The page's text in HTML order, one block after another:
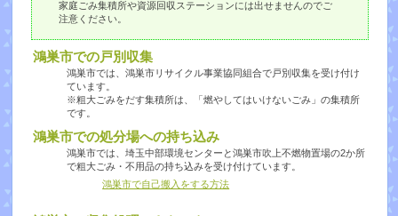
家庭ごみ集積所や資源回収ステーションには出せませんのでご
注意ください。
鴻巣市での戸別収集
鴻巣市では、鴻巣市リサイクル事業協同組合で戸別収集を受け付け
ています。
※粗大ごみをだす集積所は、「燃やしてはいけないごみ」の集積所
です。
鴻巣市での処分場への持ち込み
鴻巣市では、埼玉中部環境センターと鴻巣市吹上不燃物置場の2か所
で粗大ごみ・不用品の持ち込みを受け付けています。
鴻巣市で自己搬入をする方法